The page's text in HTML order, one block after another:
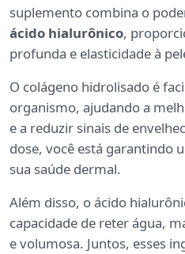
suplemento combina o
ácido hialurônico,
profunda e elasticidade à
O colágeno hidrolisado é
organismo, ajudando a
e a reduzir sinais de
dose, você está garantindo
sua saúde dermal.
Além disso, o ácido
capacidade de reter água,
e volumosa. Juntos, esses